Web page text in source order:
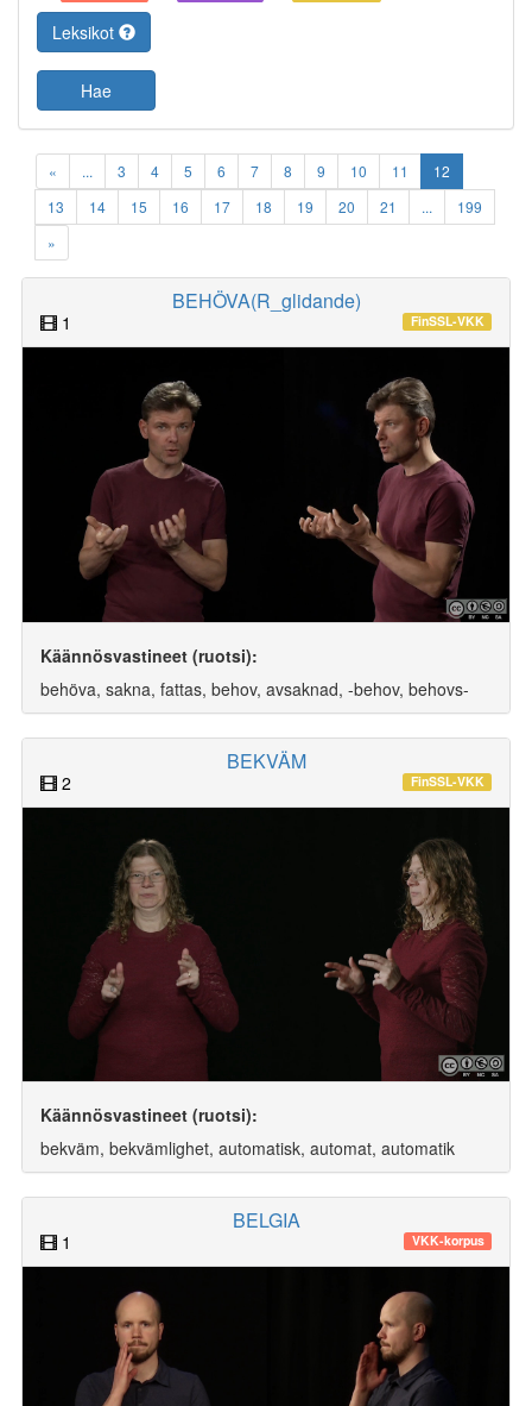
Leksikot
Hae
« ... 3 4 5 6 7 8 9 10 11
12
13
14 15 16 17 18 19 20 21 ...
199
»
BEHÖVA(R_glidande)
1 FinSSL-VKK
Käännösvastineet (ruotsi):
behöva, sakna, fattas, behov, avsaknad, -behov, behovs-
BEKVÄM
2 FinSSL-VKK
Käännösvastineet (ruotsi):
bekväm, bekvämlighet, automatisk, automat, automatik
BELGIA
1 VKK-korpus